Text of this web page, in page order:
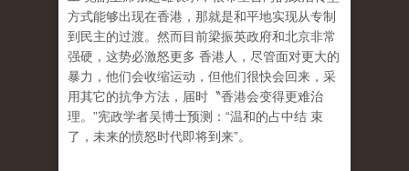
方式能够出现在香港，那就是和平地实现从专制
到民主的过渡。然而目前梁振英政府和北京非常
强硬，这势必激怒更多 香港人，尽管面对更大的
暴力，他们会收缩运动，但他们很快会回来，采
用其它的抗争方法，届时〝香港会变得更难治
理。”宪政学者吴博士预测：“温和的占中结 束
了，未来的愤怒时代即将到来”。